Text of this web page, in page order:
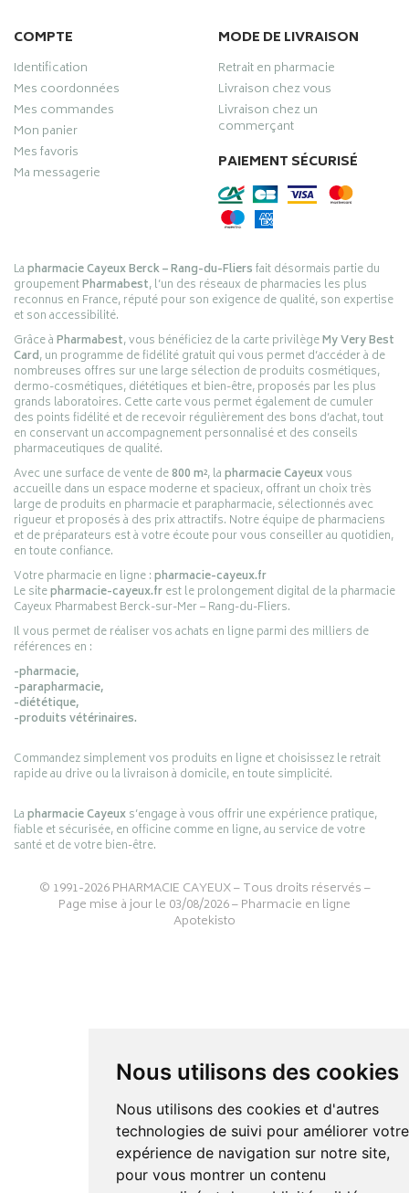
Nous utilisons des cookies
Nous utilisons des cookies et d'autres
technologies de suivi pour améliorer votre
expérience de navigation sur notre site,
pour vous montrer un contenu
COMPTE
Identification
Mes coordonnées
Mes commandes
Mon panier
Mes favoris
Ma messagerie
MODE DE LIVRAISON
Retrait en pharmacie
Livraison chez vous
Livraison chez un
commerçant
PAIEMENT SÉCURISÉ
Lapharmacie Cayeux Berck – Rang-du-Fliersfait désormais partie du
groupementPharmabest, l’un des réseaux de pharmacies les plus
reconnus en France, réputé pour son exigence de qualité, son expertise
et son accessibilité.
Grâce àPharmabest, vous bénéficiez de la carte privilègeMy Very Best
Card, un programme de fidélité gratuit qui vous permet d’accéder à de
nombreuses offres sur une large sélection de produits cosmétiques,
dermo-cosmétiques, diététiques et bien-être, proposés par les plus
grands laboratoires. Cette carte vous permet également de cumuler
des points fidélité et de recevoir régulièrement des bons d’achat, tout
en conservant un accompagnement personnalisé et des conseils
pharmaceutiques de qualité.
Avec une surface de vente de800 m², lapharmacie Cayeuxvous
accueille dans un espace moderne et spacieux, offrant un choix très
large de produits en pharmacie et parapharmacie, sélectionnés avec
rigueur et proposés à des prix attractifs. Notre équipe de pharmaciens
et de préparateurs est à votre écoute pour vous conseiller au quotidien,
en toute confiance.
Votre pharmacie en ligne :pharmacie-cayeux.fr
Le sitepharmacie-cayeux.frest le prolongement digital de la pharmacie
Cayeux Pharmabest Berck-sur-Mer – Rang-du-Fliers.
Il vous permet de réaliser vos achats en ligne parmi des milliers de
références en :
-pharmacie,
-parapharmacie,
-diététique,
-produits vétérinaires.
Commandez simplement vos produits en ligne et choisissez le retrait
rapide au drive ou la livraison à domicile, en toute simplicité.
Lapharmacie Cayeuxs’engage à vous offrir une expérience pratique,
fiable et sécurisée, en officine comme en ligne, au service de votre
santé et de votre bien-être.
© 1991-2026PHARMACIE CAYEUX– Tous droits réservés –
Page mise à jour le 03/08/2026 –Pharmacie en ligne
Apotekisto